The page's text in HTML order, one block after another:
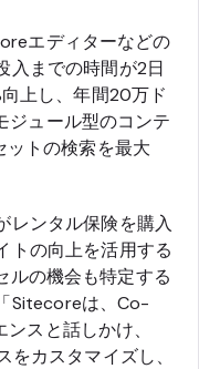
エディターなどの
入までの時間が2日
上し、年間20万ド
ジュール型のコンテ
トの検索を最大
レンタル保険を購入
トの向上を活用する
の機会も特定する
Sitecoreは、Co-
スと話しかけ、
カスタマイズし、